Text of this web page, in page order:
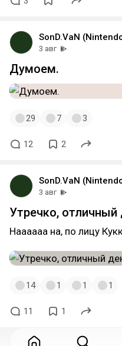
SonD.VaN
3 авг
Думоем.
29 7 3
12 2
SonD.VaN
3 авг
Утречко, отличный
Наааааа на, по лицу
14 1 1 1
11 1